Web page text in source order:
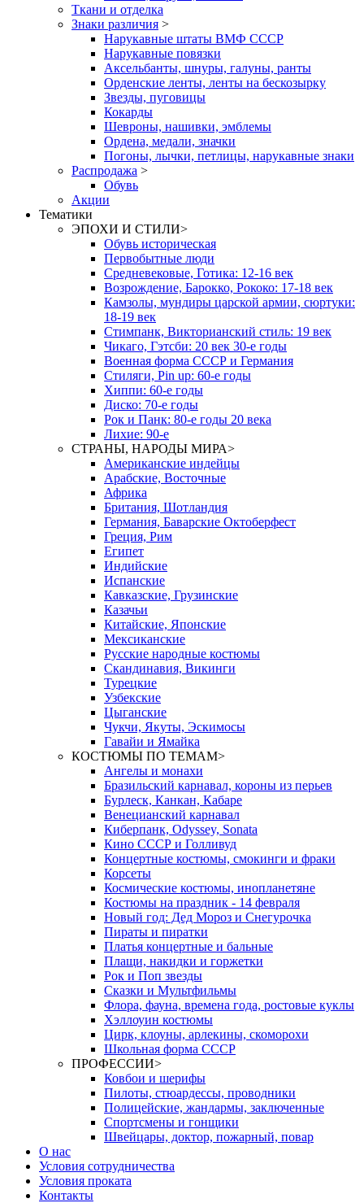
Ткани и отделка
Знаки различия >
Нарукавные штаты ВМФ СССР
Нарукавные повязки
Аксельбанты, шнуры, галуны, ранты
Орденские ленты, ленты на бескозырку
Звезды, пуговицы
Кокарды
Шевроны, нашивки, эмблемы
Ордена, медали, значки
Погоны, лычки, петлицы, нарукавные знаки
Распродажа >
Обувь
Акции
Тематики
ЭПОХИ И СТИЛИ>
Обувь историческая
Первобытные люди
Средневековые, Готика: 12-16 век
Возрождение, Барокко, Рококо: 17-18 век
Камзолы, мундиры царской армии, сюртуки:
18-19 век
Стимпанк, Викторианский стиль: 19 век
Чикаго, Гэтсби: 20 век 30-е годы
Военная форма СССР и Германия
Стиляги, Pin up: 60-е годы
Хиппи: 60-е годы
Диско: 70-е годы
Рок и Панк: 80-е годы 20 века
Лихие: 90-е
СТРАНЫ, НАРОДЫ МИРА>
Американские индейцы
Арабские, Восточные
Африка
Британия, Шотландия
Германия, Баварские Октоберфест
Греция, Рим
Египет
Индийские
Испанские
Кавказские, Грузинские
Казачьи
Китайские, Японские
Мексиканские
Русские народные костюмы
Скандинавия, Викинги
Турецкие
Узбекские
Цыганские
Чукчи, Якуты, Эскимосы
Гавайи и Ямайка
КОСТЮМЫ ПО ТЕМАМ>
Ангелы и монахи
Бразильский карнавал, короны из перьев
Бурлеск, Канкан, Кабаре
Венецианский карнавал
Киберпанк, Odyssey, Sonata
Кино СССР и Голливуд
Концертные костюмы, смокинги и фраки
Корсеты
Космические костюмы, инопланетяне
Костюмы на праздник - 14 февраля
Новый год: Дед Мороз и Снегурочка
Пираты и пиратки
Платья концертные и бальные
Плащи, накидки и горжетки
Рок и Поп звезды
Сказки и Мультфильмы
Флора, фауна, времена года, ростовые куклы
Хэллоуин костюмы
Цирк, клоуны, арлекины, скоморохи
Школьная форма СССР
ПРОФЕССИИ>
Ковбои и шерифы
Пилоты, стюардессы, проводники
Полицейские, жандармы, заключенные
Спортсмены и гонщики
Швейцары, доктор, пожарный, повар
О нас
Условия сотрудничества
Условия проката
Контакты